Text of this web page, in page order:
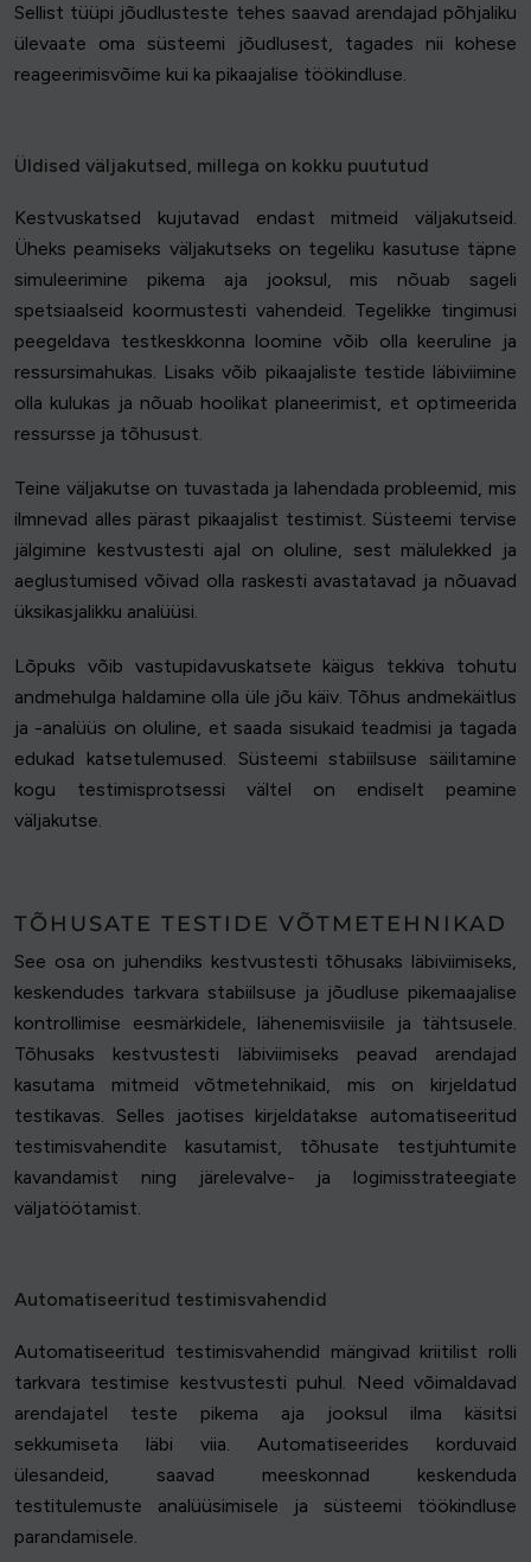
Sellist tüüpi jõudlusteste tehes saavad arendajad põhjaliku
ülevaate oma süsteemi jõudlusest, tagades nii kohese
reageerimisvõime kui ka pikaajalise töökindluse.
Üldised väljakutsed, millega on kokku puututud
Kestvuskatsed kujutavad endast mitmeid väljakutseid.
Üheks peamiseks väljakutseks on tegeliku kasutuse täpne
simuleerimine pikema aja jooksul, mis nõuab sageli
spetsiaalseid koormustesti vahendeid. Tegelikke tingimusi
peegeldava testkeskkonna loomine võib olla keeruline ja
ressursimahukas. Lisaks võib pikaajaliste testide läbiviimine
olla kulukas ja nõuab hoolikat planeerimist, et optimeerida
ressursse ja tõhusust.
Teine väljakutse on tuvastada ja lahendada probleemid, mis
ilmnevad alles pärast pikaajalist testimist. Süsteemi tervise
jälgimine kestvustesti ajal on oluline, sest mälulekked ja
aeglustumised võivad olla raskesti avastatavad ja nõuavad
üksikasjalikku analüüsi.
Lõpuks võib vastupidavuskatsete käigus tekkiva tohutu
andmehulga haldamine olla üle jõu käiv. Tõhus andmekäitlus
ja -analüüs on oluline, et saada sisukaid teadmisi ja tagada
edukad katsetulemused. Süsteemi stabiilsuse säilitamine
kogu testimisprotsessi vältel on endiselt peamine
väljakutse.
TÕHUSATE TESTIDE VÕTMETEHNIKAD
See osa on juhendiks kestvustesti tõhusaks läbiviimiseks,
keskendudes tarkvara stabiilsuse ja jõudluse pikemaajalise
kontrollimise eesmärkidele, lähenemisviisile ja tähtsusele.
Tõhusaks kestvustesti läbiviimiseks peavad arendajad
kasutama mitmeid võtmetehnikaid, mis on kirjeldatud
testikavas. Selles jaotises kirjeldatakse automatiseeritud
testimisvahendite kasutamist, tõhusate testjuhtumite
kavandamist ning järelevalve- ja logimisstrateegiate
väljatöötamist.
Automatiseeritud testimisvahendid
Automatiseeritud testimisvahendid mängivad kriitilist rolli
tarkvara testimise kestvustesti puhul. Need võimaldavad
arendajatel teste pikema aja jooksul ilma käsitsi
sekkumiseta läbi viia. Automatiseerides korduvaid
ülesandeid, saavad meeskonnad keskenduda
testitulemuste analüüsimisele ja süsteemi töökindluse
parandamisele.